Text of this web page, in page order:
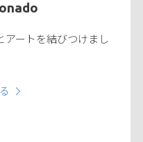
アートを結びつけまし